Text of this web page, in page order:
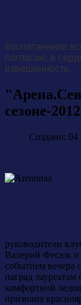
воспитанники
согласие, в
взвешенность.
сезоне-
Создано:
руководители
Валерий Фесюк и
событием вечера
наград
комфортной
признана